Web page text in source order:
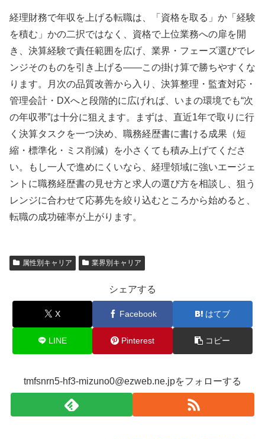
経理財務で年収を上げる転職は、「資格を取る」か「経験
を積む」かの二択ではなく、資格で上位業務への扉を開
き、決算経験で責任範囲を広げ、業界・フェーズ選びでレ
ンジそのものを引き上げる——この掛け算で勝ちやすくな
ります。月次の品質改善から入り、決算整理・監査対応・
管理会計・DXへと段階的に広げれば、いまの環境でも“次
の年収帯”は十分に狙えます。まずは、直近1年で取りに行
く決算タスクを一つ決め、職務経歴書に書ける成果（短
縮・標準化・ミス削減）を小さくても積み上げてくださ
い。もし一人で進めにくいなら、経理領域に強いエージェ
ントに職務経歴書の見せ方と求人の選び方を相談し、狙う
レンジに合わせて応募先を絞り込むところから始めると、
転職の成功確率が上がります。
属性別キャリア 業界別キャリア
シェアする
X Facebook はてブ
LINE Pinterest コピー
tmfsnrn5-hf3-mizuno0@ezweb.ne.jpをフォローする